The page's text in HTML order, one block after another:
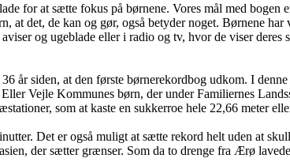
for at sætte fokus på børnene. Vores mål med
at det, de kan og gør, også betyder noget. Børnene
og ugeblade eller i radio og tv, hvor de viser
år siden, at den første børnerekordbog udkom. I
Vejle Kommunes børn, der under Familiernes
som at kaste en sukkerroe hele 22,66 meter
Det er også muligt at sætte rekord helt uden at
der sætter grænser. Som da to drenge fra Ærø